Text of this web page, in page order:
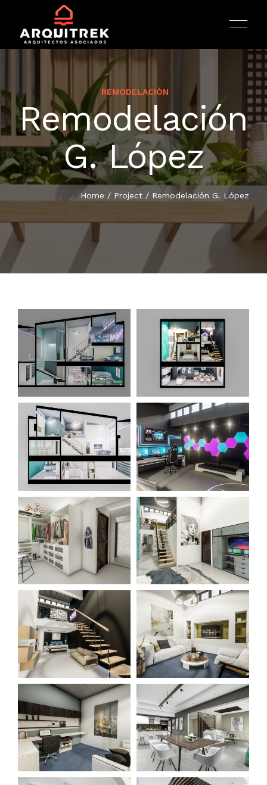
ARQUITECTURA
SERVICIOS
CONTÁCTENOS
REMODELACIÓN
Remodelación
G. López
Home / Project / Remodelación G. López